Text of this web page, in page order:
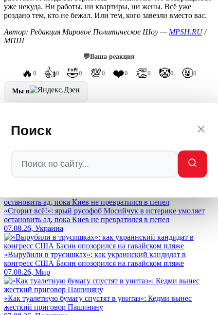
Поиск
уже некуда. Ни работы, ни квартиры, ни жены. Всё уже
роздано тем, кто не бежал. Или тем, кого завезли вместо вас.
Автор: Редакция Мировое Политическое Шоу — MPSH.RU/
МПШ
💬Ваша реакция
🔥 0 👍0 🤣0 💯0 ❤️0 👏0 🤡0 🤬0
Мы в
Выделите текст и нажмите
Демонтаж социальной Германии: власти запускают механизм
«Сгорит всё!»: ярый русофоб Мосийчук в истерике умоляет
остановить ад, пока Киев не превратился в пепел
07.08.26, Украина
«Вырубили в трусишках»: как украинский кандидат в
конгресс США Басин опозорился на гавайском пляже
07.08.26, Мир
«Как туалетную бумагу спустят в унитаз»: Кедми вынес
жесткий приговор Пашиняну